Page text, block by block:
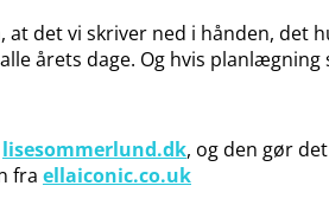
det vi skriver ned i hånden, det
årets dage. Og hvis
lisesommerlund.dk, og den gør
fra ellaiconic.co.uk